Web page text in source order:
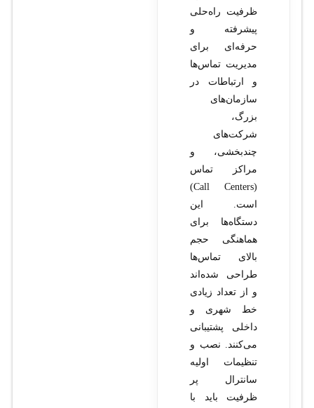
ظرفیت راه‌حلی
پیشرفته و
حرفه‌ای برای
مدیریت تماس‌ها
و ارتباطات در
سازمان‌های
بزرگ،
شرکت‌های
چندبخشی، و
مراکز تماس
(Call Centers)
است. این
دستگاه‌ها برای
هماهنگی حجم
بالای تماس‌ها
طراحی شده‌اند
و از تعداد زیادی
خط شهری و
داخلی پشتیبانی
می‌کنند. نصب و
تنظیمات اولیه
سانترال پر
ظرفیت باید با